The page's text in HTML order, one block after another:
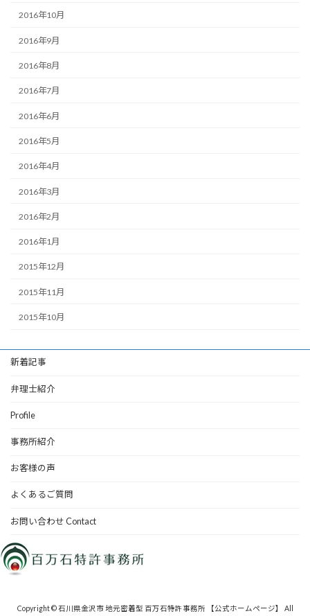
2016年10月
2016年9月
2016年8月
2016年7月
2016年6月
2016年5月
2016年4月
2016年3月
2016年2月
2016年1月
2015年12月
2015年11月
2015年10月
新着記事
弁理士紹介
Profile
事務所紹介
お客様の声
よくあるご質問
お問い合わせ Contact
Copyright © 石川県金沢市 地元密着型 百万石特許事務所 【公式ホームページ】 All